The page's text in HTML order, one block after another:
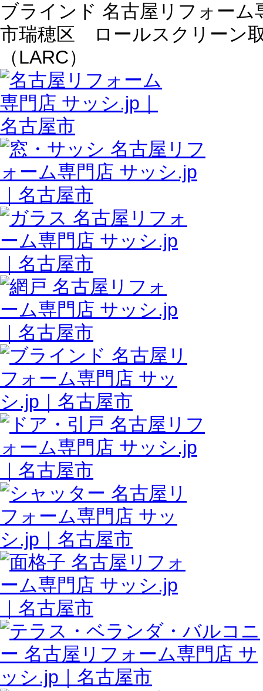
ブラインド 名古屋リフォー
市瑞穂区 ロールスクリー
（LARC）